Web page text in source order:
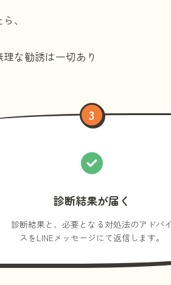
、
理な勧誘は一切あり
3
診断結果が届く
診断結果と、必要となる対処法のアドバイ
スをLINEメッセージにて返信します。